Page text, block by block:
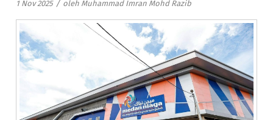
1 Nov 2025 / oleh Muhammad Imran Mohd Razib